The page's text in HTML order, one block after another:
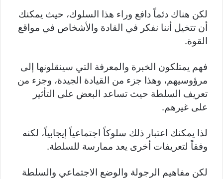
لكن هناك دئماً دافع وراء هذا السلوك، حيث يمكنك
أن تتخيل أننا نفكر في القادة والأشخاص في مواقع
القوة.
فهم يمتلكون الخبرة والمعرفة التي سينقلونها إلى
مرؤوسيهم، وهذا جزء من القيادة الجيدة، وجزء من
تعريف السلطة حيث تساعد البعض على التأثير
على غيرهم.
لذا يمكنك اعتبار ذلك سلوكاً اجتماعياً إيجابياً، لكنه
وفقاً لتعريفات أخرى يعد ممارسة للسلطة.
لكن مفاهيم الرجولة والوضع الاجتماعي والسلطة